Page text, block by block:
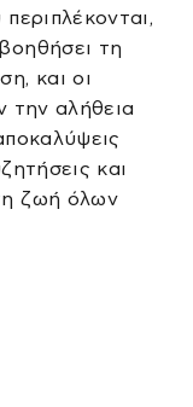
τη
και οι
την αλήθεια
και
ζωή όλων